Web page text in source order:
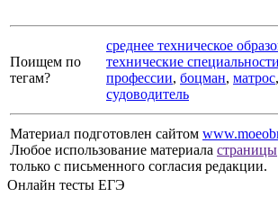
Поищем по
тегам?
среднее техническое
технические специальности
профессии, боцман, матрос,
судоводитель
Материал подготовлен сайтом
Любое использование материала страницы
только с письменного согласия редакции.
Онлайн тесты ЕГЭ